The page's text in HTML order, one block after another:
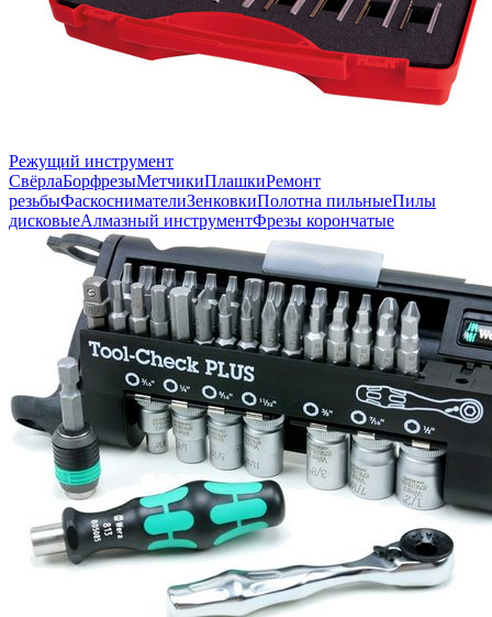
Режущий инструмент
СвёрлаБорфрезыМетчикиПлашкиРемонт
резьбыФаскоснимателиЗенковкиПолотна пильныеПилы
дисковыеАлмазный инструментФрезы корончатые